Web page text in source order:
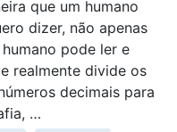
que um humano
dizer, não apenas
pode ler e
realmente divide os
decimais para
…